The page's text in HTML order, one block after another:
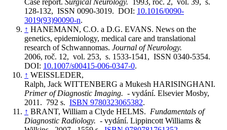
Case report. Surgical Neurology. 1993, roč. 2, vol. 39, s.
128-132, ISSN 0090-3019. DOI: 10.1016/0090-
3019(93)90090-n.
↑ HANEMANN, C.O. a D.G. EVANS. News on the
genetics, epidemiology, medical care and translational
research of Schwannomas. Journal of Neurology.
2006, roč. 12, vol. 253, s. 1533-1541, ISSN 0340-5354.
DOI: 10.1007/s00415-006-0347-0.
↑ WEISSLEDER,
Ralph, Jack WITTENBERG a Mukesh HARISINGHANI.
Primer of Diagnostic Imaging. - vydání. Elsevier Mosby,
2011. 792 s. ISBN 9780323065382.
↑ BRANT, William a Clyde HELMS. Fundamentals of
Diagnostic Radiology. - vydání. Lippincott Williams &